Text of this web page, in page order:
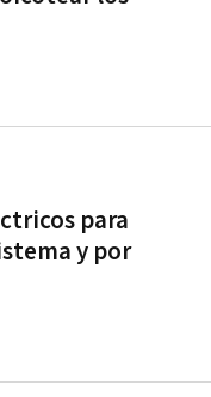
para
y por